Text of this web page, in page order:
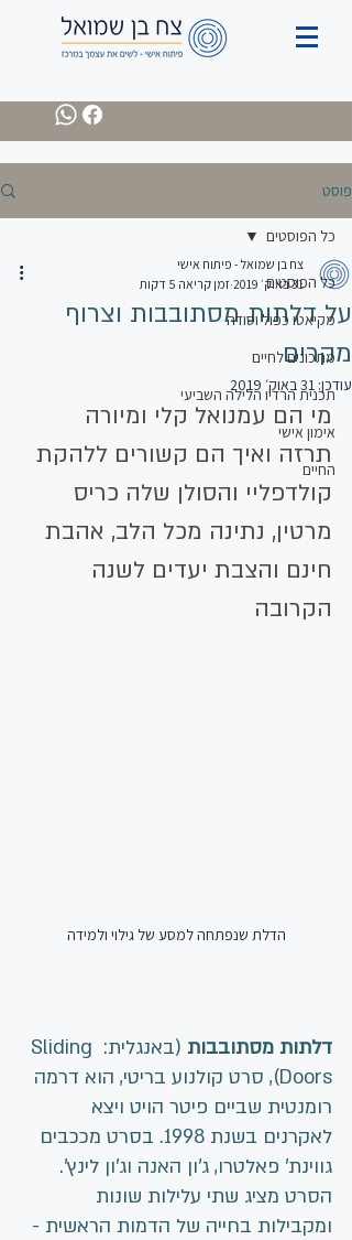
פוסט
כל הפוסטים
מקיאטו כפול וסודה
מתכונים לחיים
תכנית הרדיו הלילה השביעי
אימון אישי
החיים
כל הפוסטים
על דלתות מסתובבות וצרוף
מקרים
צח בן שמואל - פיתוח אישי
31 באוק׳ 2019
זמן קריאה 5 דקות
עודכן: 31 באוק׳ 2019
מי הם עמנואל קלי ומיורה
תרזה ואיך הם קשורים ללהקת
קולדפליי והסולן שלה כריס
מרטין, נתינה מכל הלב, אהבת
חינם והצבת יעדים לשנה
הקרובה
הדלת שנפתחה למסע של גילוי ולמידה
דלתות מסתובבות
(באנגלית: Sliding
Doors), סרט קולנוע בריטי, הוא דרמה
רומנטית שביים פיטר הויט ויצא
לאקרנים בשנת 1998. בסרט מככבים
גווינת' פאלטרו, ג'ון האנה וג'ון לינץ'.
הסרט מציג שתי עלילות שונות
ומקבילות בחייה של הדמות הראשית -